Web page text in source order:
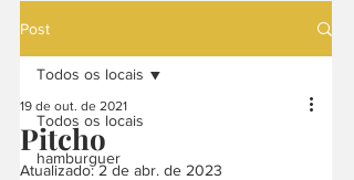
Post
Todos os locais
hamburguer
Todos os locais
Pitcho
19 de out. de 2021
Atualizado:2 de abr. de 2023